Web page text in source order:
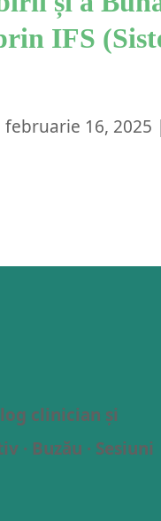
IFS
februarie 16, 2025 |
clinician și
· Buzău · Sesiuni